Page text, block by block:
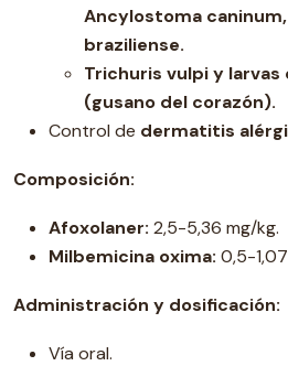
Ancylostoma
braziliense.
Trichuris vulpi y
(gusano del corazón).
Control de dermatitis
Composición:
Afoxolaner: 2,5-5,36 mg/kg.
Milbemicina oxima: 0,5-
Administración y dosificación:
Vía oral.